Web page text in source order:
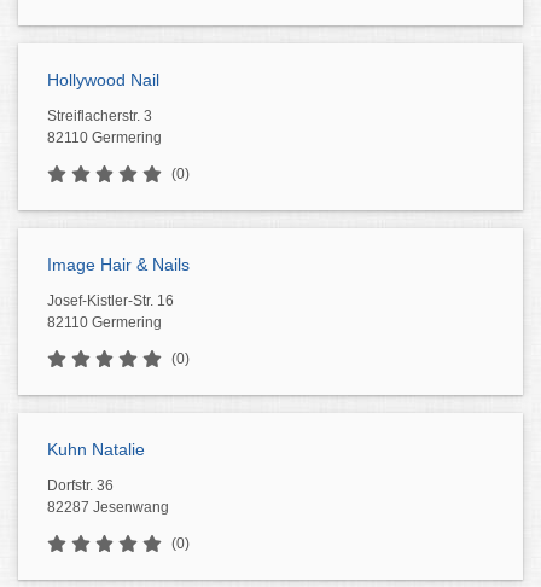
Hollywood Nail
Streiflacherstr. 3
82110 Germering
(0)
Image Hair & Nails
Josef-Kistler-Str. 16
82110 Germering
(0)
Kuhn Natalie
Dorfstr. 36
82287 Jesenwang
(0)